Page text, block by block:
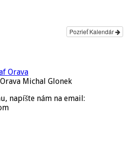
Pozrieť Kalendár
Michal Glonek
napíšte nám na email: